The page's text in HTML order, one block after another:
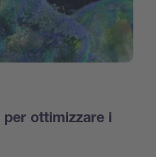
per ottimizzare i